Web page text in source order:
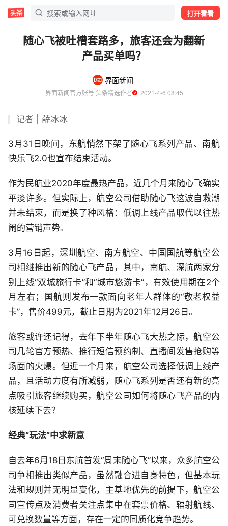
打开看看
随心飞被吐槽套路多，旅客还会为翻新
产品买单吗？
界面新闻
界面新闻官方账号 头条精选作者
  2021-4-6 08:45
记者 | 薛冰冰
3月31日晚间，东航悄然下架了随心飞系列产品、南航
快乐飞2.0也宣布结束活动。
作为民航业2020年度最热产品，近几个月来随心飞确实
平淡许多。但实际上，航空公司借助随心飞这波自救潮
并未结束，而是换了种风格：低调上线产品取代以往热
闹的营销声势。
3月16日起，深圳航空、南方航空、中国国航等航空公
司相继推出新的随心飞产品，其中，南航、深航两家分
别上线“双城旅行卡”和“城市悠游卡”，有效使用期在2个
月左右；国航则发布一款面向老年人群体的“敬老权益
卡”，售价499元，截止日期为2021年12月26日。
旅客或许还记得，去年下半年随心飞大热之际，航空公
司几轮官方预热、推行短信预约制、直播间发售抢购等
场面的火爆。但近一个月来，航空公司选择低调上线产
品，且活动力度有所减弱，随心飞系列是否还有新的亮
点吸引旅客继续购买，航空公司如何将随心飞产品的内
核延续下去？
经典“玩法”中求新意
自去年6月18日东航首发“周末随心飞”以来，众多航空公
司争相推出类似产品，虽然融合进自身特色，但基本玩
法和规则并无明显变化，主基地优先的前提下，航空公
司宣传点及消费者关注点集中在套票价格、辐射航线、
可兑换数量等方面，存在一定的同质化竞争趋势。